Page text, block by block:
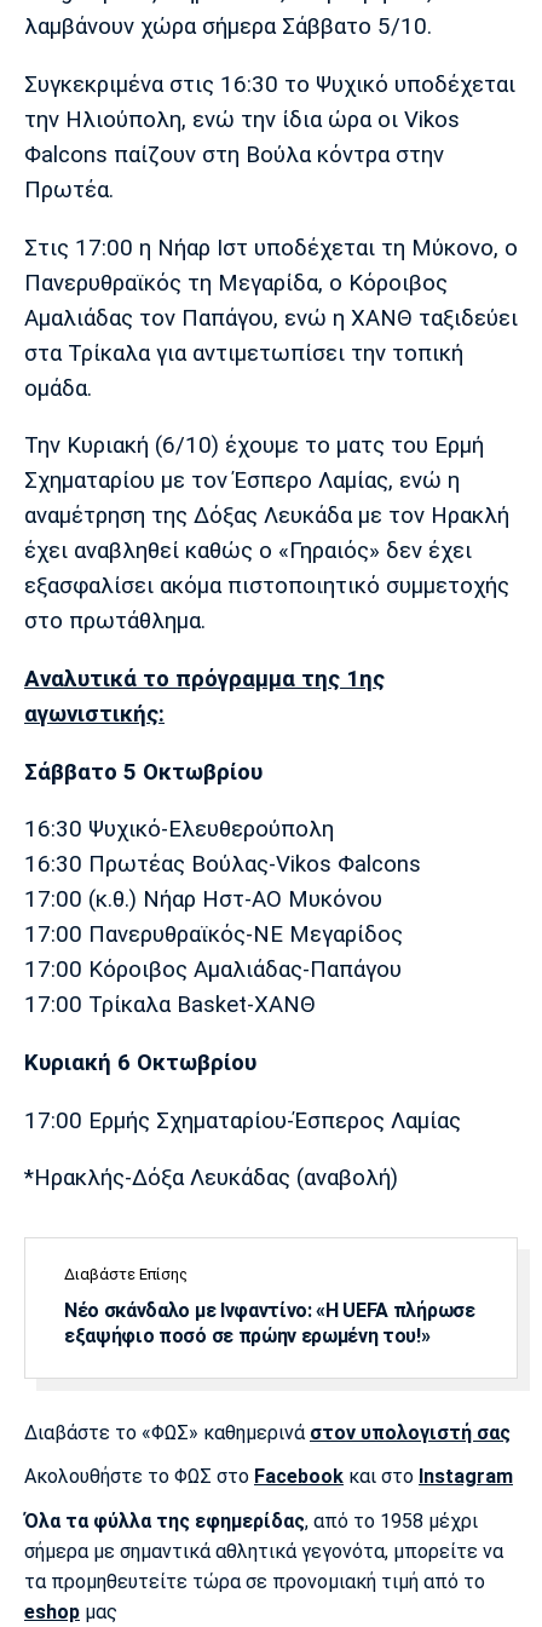
Cine Spot
Running
Media
Παρασκήνιο
Πανσερραϊκός
Μπαρτσελόνα
Ρεάλ
Μαδρίτης
Ατλέτικο
Μαδρίτης
Λίβερπουλ
Μάντσεστερ
Γιουβέντους
Ίντερ Μίλαν Μπάγερν
Μπορούσια
Ντόρτμουντ
Παρί Σεν
Ζερμέν
Μονακό
Ερυθρός
Αστέρας
Τότεναμ
Πόρτο Μπενφίκα
λαμβάνουν χώρα σήμερα Σάββατο 5/10.
Συγκεκριμένα στις 16:30 το Ψυχικό υποδέχεται
την Ηλιούπολη, ενώ την ίδια ώρα οι Vikos
Φalcons παίζουν στη Βούλα κόντρα στην
Πρωτέα.
Στις 17:00 η Νήαρ Ιστ υποδέχεται τη Μύκονο, ο
Πανερυθραϊκός τη Μεγαρίδα, ο Κόροιβος
Αμαλιάδας τον Παπάγου, ενώ η ΧΑΝΘ ταξιδεύει
στα Τρίκαλα για αντιμετωπίσει την τοπική
ομάδα.
Την Κυριακή (6/10) έχουμε το ματς του Ερμή
Σχηματαρίου με τον Έσπερο Λαμίας, ενώ η
αναμέτρηση της Δόξας Λευκάδα με τον Ηρακλή
έχει αναβληθεί καθώς ο «Γηραιός» δεν έχει
εξασφαλίσει ακόμα πιστοποιητικό συμμετοχής
στο πρωτάθλημα.
Αναλυτικά το πρόγραμμα της 1ης
αγωνιστικής:
Σάββατο 5 Οκτωβρίου
16:30 Ψυχικό-Ελευθερούπολη
16:30 Πρωτέας Βούλας-Vikos Φalcons
17:00 (κ.θ.) Νήαρ Ηστ-ΑΟ Μυκόνου
17:00 Πανερυθραϊκός-ΝΕ Μεγαρίδος
17:00 Κόροιβος Αμαλιάδας-Παπάγου
17:00 Τρίκαλα Basket-ΧΑΝΘ
Κυριακή 6 Οκτωβρίου
17:00 Ερμής Σχηματαρίου-Έσπερος Λαμίας
*Ηρακλής-Δόξα Λευκάδας (αναβολή)
Διαβάστε Επίσης
Νέο σκάνδαλο με Ινφαντίνο: «Η UEFA πλήρωσε
εξαψήφιο ποσό σε πρώην ερωμένη του!»
Διαβάστε το «ΦΩΣ» καθημερινά στον υπολογιστή σας
Ακολουθήστε το ΦΩΣ στο Facebook και στο Instagram
Όλα τα φύλλα της εφημερίδας, από το 1958 μέχρι
σήμερα με σημαντικά αθλητικά γεγονότα, μπορείτε να
τα προμηθευτείτε τώρα σε προνομιακή τιμή από το
eshop μας